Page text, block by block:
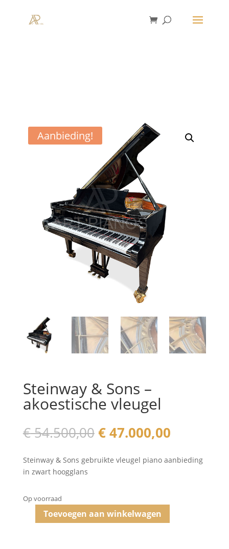
Aanbieding!
Steinway & Sons –
akoestische vleugel
€54.500,00 Oorspronkelijke
prijs
was:
€ 54.500,00.
€47.000,00Huidige
is:
€
Steinway & Sons gebruikte vleugel piano aanbieding
in zwart hoogglans
Op voorraad
SteinwayToevoegen aan winkelwagen